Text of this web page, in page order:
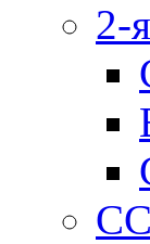
2-